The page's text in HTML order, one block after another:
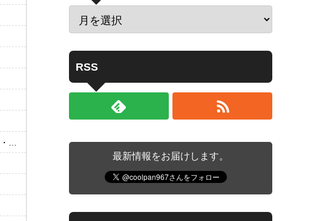
RSS
最新情報をお届けします。